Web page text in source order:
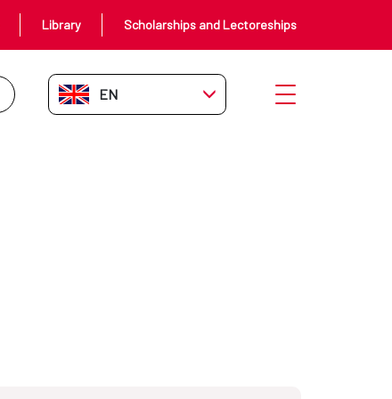
Library Scholarships and Lectoreships
EN-GB Open menu